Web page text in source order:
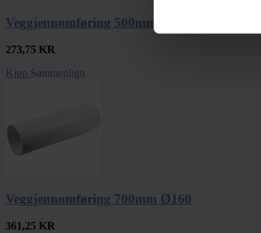
Veggjennomføring 500mm Ø160
273,75 KR
Kjøp Sammenlign
Veggjennomføring 700mm Ø160
361,25 KR